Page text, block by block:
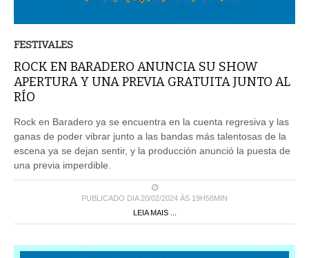
FESTIVALES
ROCK EN BARADERO ANUNCIA SU SHOW
APERTURA Y UNA PREVIA GRATUITA JUNTO AL
RÍO
Rock en Baradero ya se encuentra en la cuenta regresiva y las
ganas de poder vibrar junto a las bandas más talentosas de la
escena ya se dejan sentir, y la producción anunció la puesta de
una previa imperdible.
PUBLICADO DIA 20/02/2024 ÀS 19H58MIN
LEIA MAIS ...